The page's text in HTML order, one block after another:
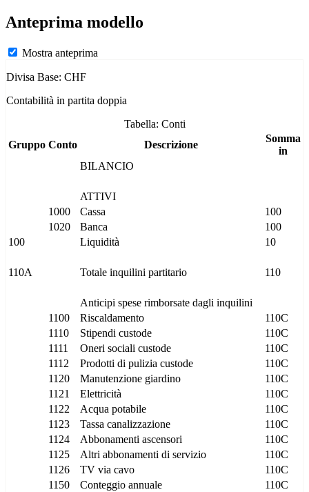
Anteprima modello
Mostra anteprima
Divisa Base: CHF
Contabilità in partita doppia
Tabella: Conti
Gruppo Conto Descrizione
Somma
in
BILANCIO
ATTIVI
1000
Cassa
100
1020
Banca
100
100
Liquidità 10
110A Totale inquilini partitario 110
Anticipi spese rimborsate dagli inquilini
1100
Riscaldamento
110C
1110
Stipendi custode
110C
1111
Oneri sociali custode
110C
1112
Prodotti di pulizia custode
110C
1120
Manutenzione giardino
110C
1121
Elettricità
110C
1122
Acqua potabile
110C
1123
Tassa canalizzazione
110C
1124
Abbonamenti ascensori
110C
1125
Altri abbonamenti di servizio
110C
1126
TV via cavo
110C
1150
Conteggio annuale
110C